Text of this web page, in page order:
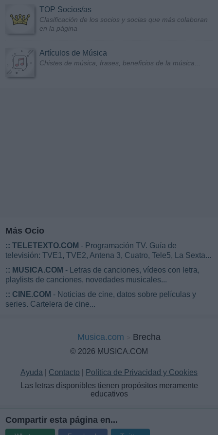
TOP Socios/as
Clasificación de los socios y socias que más colaboran
en la página
Artículos de Música
Chistes de música, frases, beneficios de la música...
Más Ocio
:: TELETEXTO.COM - Programación TV. Guía de
televisión: TVE1, TVE2, Antena 3, Cuatro, Tele5, La Sexta...
:: MUSICA.COM - Letras de canciones, vídeos con letra,
playlists de canciones, novedades musicales...
:: CINE.COM - Noticias de cine, datos sobre películas y
series. Cartelera de cine...
Musica.com Brecha
© 2026 MUSICA.COM
Ayuda Contacto
Política de Privacidad y Cookies
Las letras disponibles tienen propósitos meramente
educativos
Compartir esta página en...